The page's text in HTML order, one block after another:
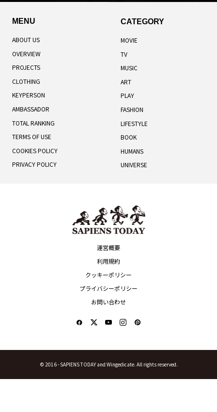
MENU
ABOUT US
OVERVIEW
PROJECTS
CLOTHING
KEYPERSON
AMBASSADOR
TOTAL RANKING
TERMS OF USE
COOKIES POLICY
PRIVACY POLICY
CATEGORY
MOVIE
TV
MUSIC
ART
PLAY
FASHION
LIFESTYLE
BOOK
HUMANS
UNIVERSE
運営概要
利用規約
クッキーポリシー
プライバシーポリシー
お問い合わせ
© 2016 -SAPIENS TODAY and Wingedicate. All rights reserved.